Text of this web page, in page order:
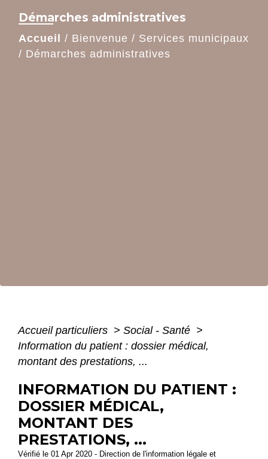
Démarches administratives
Accueil / Bienvenue / Services municipaux
/ Démarches administratives
Accueil particuliers > Social - Santé >
Information du patient : dossier médical,
montant des prestations, ...
INFORMATION DU PATIENT :
DOSSIER MÉDICAL,
MONTANT DES
PRESTATIONS, ...
Vérifié le 01 Apr 2020 - Direction de l'information légale et